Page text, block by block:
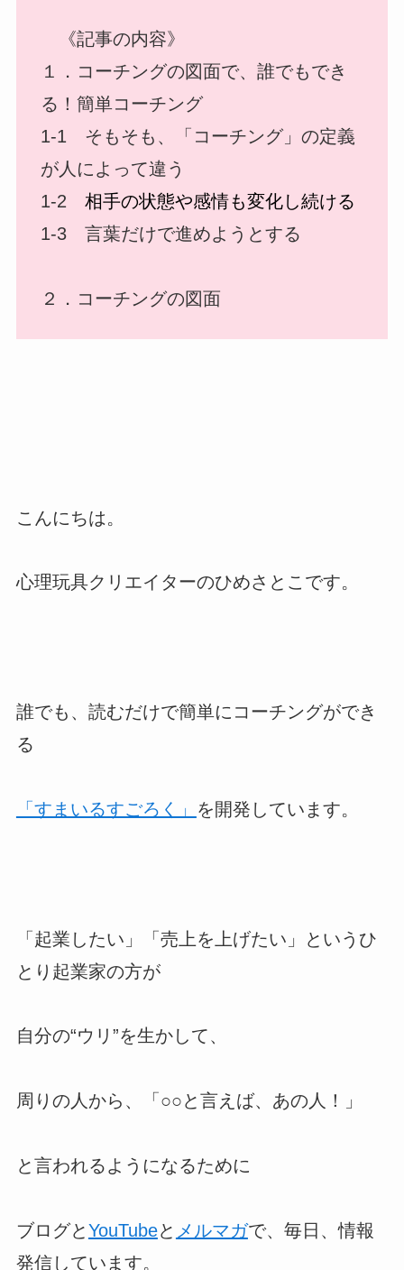
《記事の内容》
１．コーチングの図面で、誰でもでき
る！簡単コーチング
1-1 そもそも、「コーチング」の定義
が人によって違う
1-2 相手の状態や感情も変化し続ける
1‐3 言葉だけで進めようとする
２．コーチングの図面
こんにちは。
心理玩具クリエイターのひめさとこです。
誰でも、読むだけで簡単にコーチングができ
る
「すまいるすごろく」 を開発しています。
「起業したい」「売上を上げたい」というひ
とり起業家の方が
自分の“ウリ”を生かして、
周りの人から、「○○と言えば、あの人！」
と言われるようになるために
ブログとYouTubeと メルマガで、毎日、情報
発信しています。